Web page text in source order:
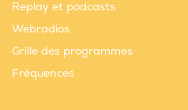
Replay et podcasts
Webradios
Grille des programmes
Fréquences